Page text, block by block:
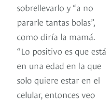
sobrellevarlo y “a no
pararle tantas bolas”,
como diría la mamá.
“Lo positivo es que está
en una edad en la que
solo quiere estar en el
celular, entonces veo